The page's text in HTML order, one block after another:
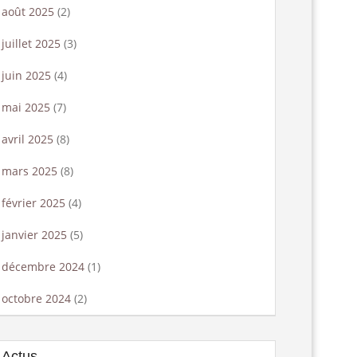
août 2025 (2)
juillet 2025 (3)
juin 2025 (4)
mai 2025 (7)
avril 2025 (8)
mars 2025 (8)
février 2025 (4)
janvier 2025 (5)
décembre 2024 (1)
octobre 2024 (2)